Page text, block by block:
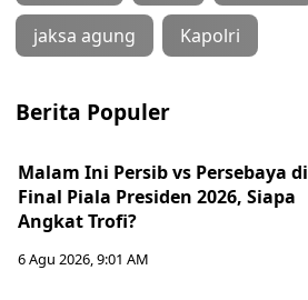
jaksa agung Kapolri
Berita Populer
Malam Ini Persib vs Persebaya di
Final Piala Presiden 2026, Siapa
Angkat Trofi?
6 Agu 2026, 9:01 AM